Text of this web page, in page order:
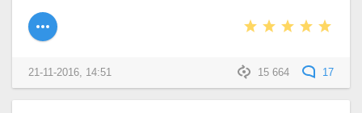
15 664 17
21-11-2016, 14:51